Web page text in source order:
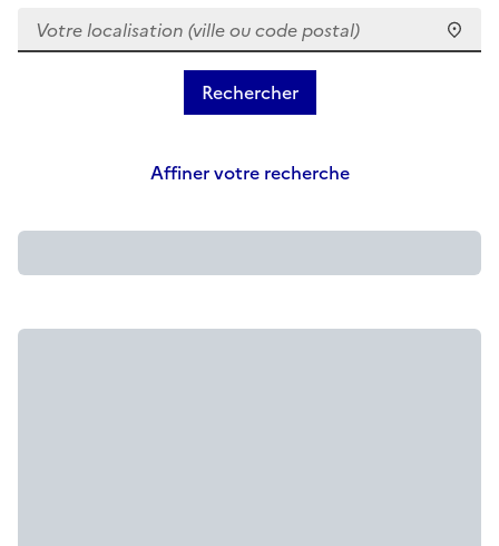
Votre localisation (ville ou code postal)
Affiner votre recherche